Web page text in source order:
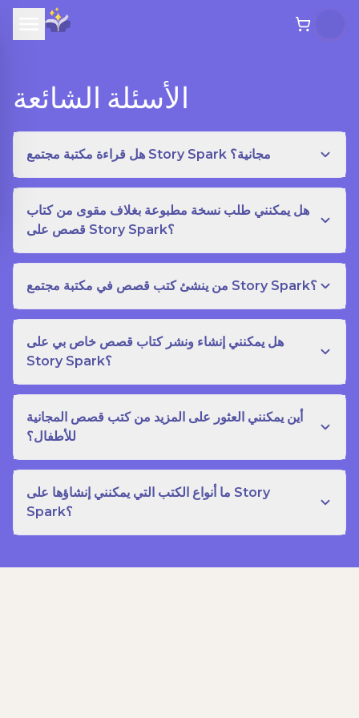
الأسئلة الشائعة
هل قراءة مكتبة مجتمع Story Spark مجانية؟
هل يمكنني طلب نسخة مطبوعة بغلاف مقوى من كتاب
قصص على Story Spark؟
من ينشئ كتب قصص في مكتبة مجتمع Story Spark؟
هل يمكنني إنشاء ونشر كتاب قصص خاص بي على
Story Spark؟
أين يمكنني العثور على المزيد من كتب قصص المجانية
للأطفال؟
ما أنواع الكتب التي يمكنني إنشاؤها على Story
Spark؟